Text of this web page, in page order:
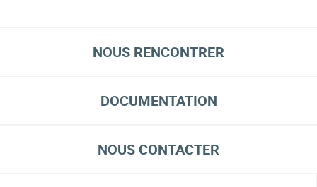
NOUS RENCONTRER
DOCUMENTATION
NOUS CONTACTER